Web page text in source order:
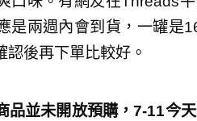
是兩週內會到貨，一罐是
後再下單比較好。
品並未開放預購，7-11今